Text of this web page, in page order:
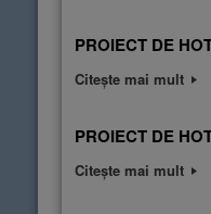
PROIECT DE
Citește mai mult
PROIECT DE
Citește mai mult